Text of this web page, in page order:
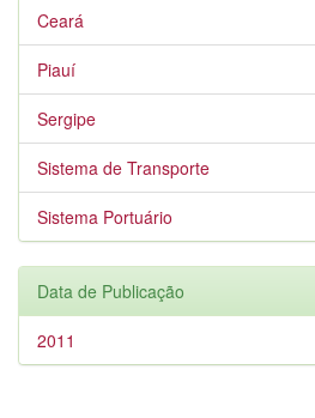
Ceará
Piauí
Sergipe
Sistema de Transporte
Sistema Portuário
Data de Publicação
2011